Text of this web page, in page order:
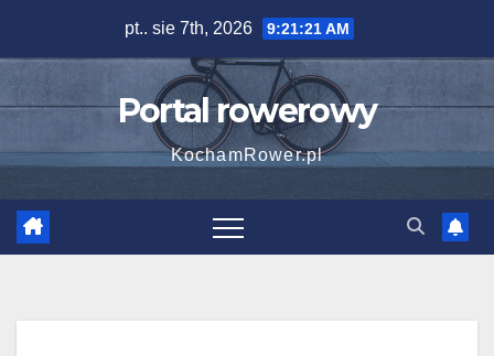
pt.. sie 7th, 2026 9:21:22 AM
Portal rowerowy
KochamRower.pl